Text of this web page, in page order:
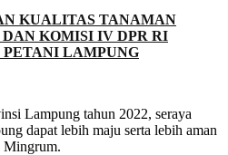
KUALITAS TANAMAN
KOMISI IV DPR RI
LAMPUNG
Lampung tahun 2022, seraya
dapat lebih maju serta lebih aman
Mingrum.